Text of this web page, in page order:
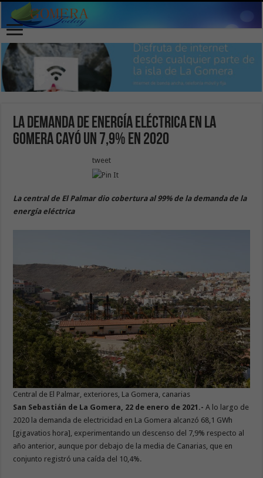
La demanda de energía eléctrica en La
Gomera cayó un 7,9% en 2020
tweet
La central de El Palmar dio cobertura al 99% de la demanda de la
energía eléctrica
Central de El Palmar, exteriores, La Gomera, canarias
San Sebastián de La Gomera, 22 de enero de 2021.- A lo largo de
2020 la demanda de electricidad en La Gomera alcanzó 68,1 GWh
[gigavatios hora], experimentando un descenso del 7,9% respecto al
año anterior, aunque por debajo de la media de Canarias, que en
conjunto registró una caída del 10,4%.